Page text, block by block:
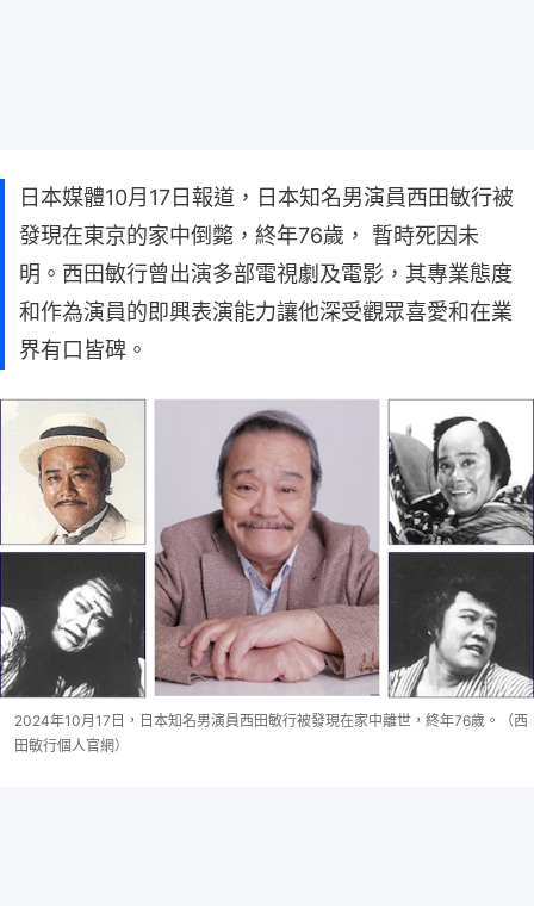
日本媒體10月17日報道，日本知名男演員西田敏行被
發現在東京的家中倒斃，終年76歲， 暫時死因未
明。西田敏行曾出演多部電視劇及電影，其專業態度
和作為演員的即興表演能力讓他深受觀眾喜愛和在業
界有口皆碑。
2024年10月17日，日本知名男演員西田敏行被發現在家中離世，終年76歲。（西
田敏行個人官網）